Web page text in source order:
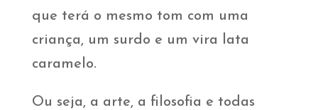
que terá o mesmo tom com uma
criança, um surdo e um vira lata
caramelo.
Ou seja, a arte, a filosofia e todas